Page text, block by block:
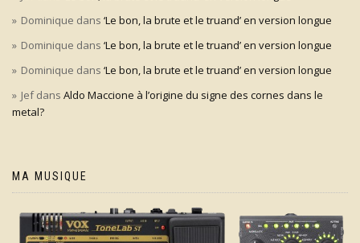
Dominique dans ‘Le bon, la brute et le truand’ en version longue
Dominique dans ‘Le bon, la brute et le truand’ en version longue
Dominique dans ‘Le bon, la brute et le truand’ en version longue
Jefdans Aldo Maccione à l’origine du signe des cornes dans le
metal?
MA MUSIQUE